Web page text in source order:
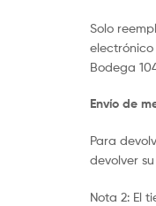
Solo
electrónico
Bodega
Envío de
Para
devolver
Nota 2: El